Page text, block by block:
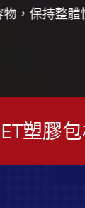
，保持整體
塑膠